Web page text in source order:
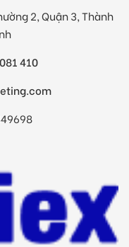
2, Quận 3, Thành
410